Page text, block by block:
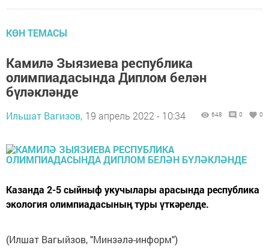
КӨН ТЕМАСЫ
Камилә Зыязиева республика
олимпиадасында Диплом белән
бүләкләнде
Ильшат Вагизов, 19 апрель 2022 - 10:34 648 0 0
Казанда 2-5 сыйныф укучылары арасында республика
экология олимпиадасының туры үткәрелде.
(Илшат Вагыйзов, "Минзәлә-информ")